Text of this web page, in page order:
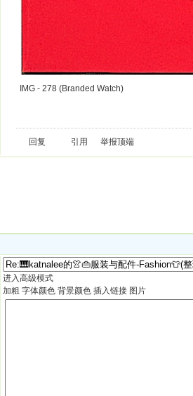
IMG - 278 (Branded Watch)
回复 引用 举报顶端
进入高级模式
加粗 字体颜色 背景颜色 插入链接 图片